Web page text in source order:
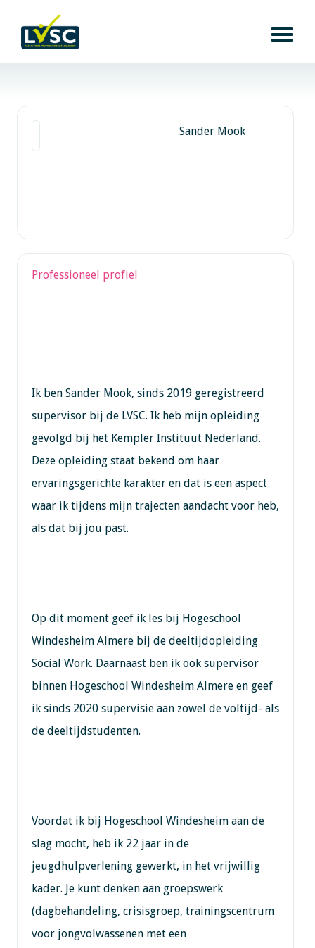
Sander Mook
Professioneel profiel
Ik ben Sander Mook, sinds 2019 geregistreerd
supervisor bij de LVSC. Ik heb mijn opleiding
gevolgd bij het Kempler Instituut Nederland.
Deze opleiding staat bekend om haar
ervaringsgerichte karakter en dat is een aspect
waar ik tijdens mijn trajecten aandacht voor heb,
als dat bij jou past.
Op dit moment geef ik les bij Hogeschool
Windesheim Almere bij de deeltijdopleiding
Social Work. Daarnaast ben ik ook supervisor
binnen Hogeschool Windesheim Almere en geef
ik sinds 2020 supervisie aan zowel de voltijd- als
de deeltijdstudenten.
Voordat ik bij Hogeschool Windesheim aan de
slag mocht, heb ik 22 jaar in de
jeugdhulpverlening gewerkt, in het vrijwillig
kader. Je kunt denken aan groepswerk
(dagbehandeling, crisisgroep, trainingscentrum
voor jongvolwassenen met een